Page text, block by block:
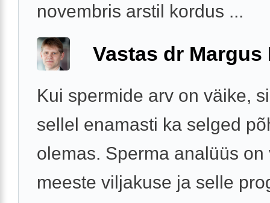
novembris arstil kordus ...
Vastas dr Margus
Kui spermide arv on väike,
sellel enamasti ka selged
olemas. Sperma analüüs on
meeste viljakuse ja selle